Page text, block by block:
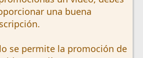
una buena
se permite la promoción de